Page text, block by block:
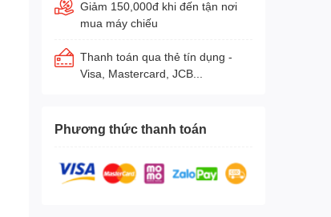
Giảm 150,000đ khi đến tận nơi
mua máy chiếu
Thanh toán qua thẻ tín dụng -
Visa, Mastercard, JCB...
Phương thức thanh toán